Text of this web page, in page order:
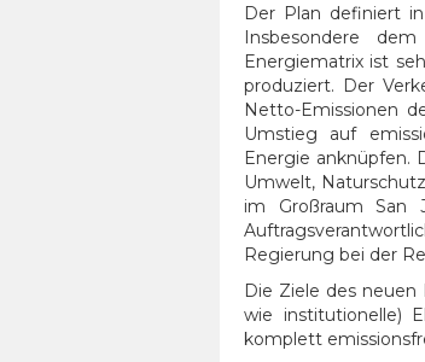
Der Plan definiert
Insbesondere
Energiematrix ist
produziert. Der
Netto-Emissionen
Umstieg auf
Energie anknüpfen.
Umwelt,
im Großraum San
Regierung bei der
Die Ziele des neuen
wie institutionelle)
komplett